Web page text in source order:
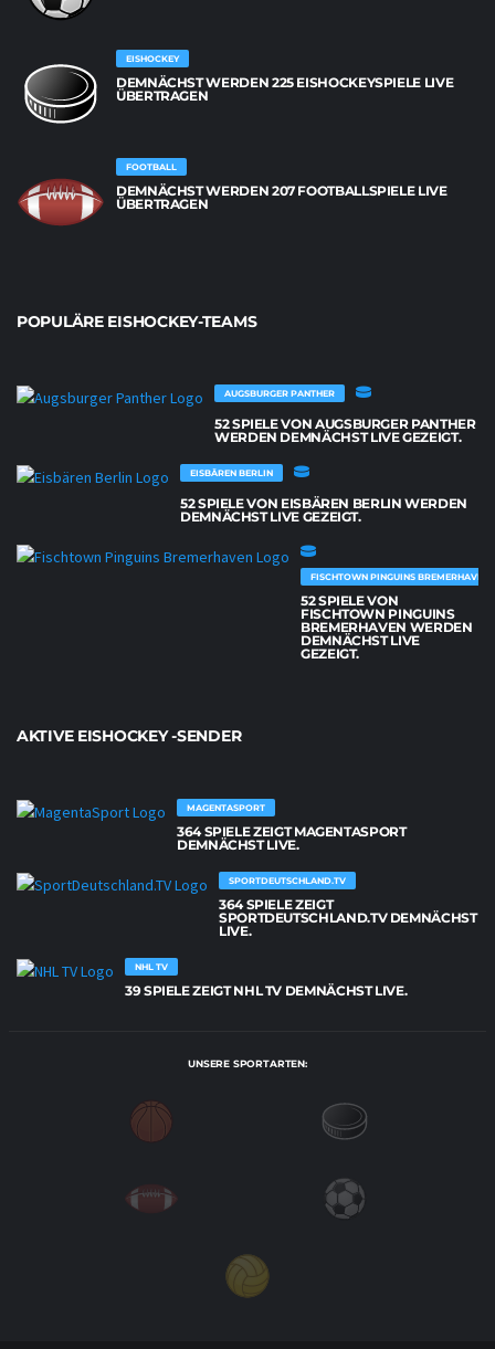
EISHOCKEY
DEMNÄCHST WERDEN 225 EISHOCKEYSPIELE LIVE
ÜBERTRAGEN
FOOTBALL
DEMNÄCHST WERDEN 207 FOOTBALLSPIELE LIVE
ÜBERTRAGEN
POPULÄRE EISHOCKEY-TEAMS
AUGSBURGER PANTHER
52 SPIELE VON AUGSBURGER PANTHER
WERDEN DEMNÄCHST LIVE GEZEIGT.
EISBÄREN BERLIN
52 SPIELE VON EISBÄREN BERLIN WERDEN
DEMNÄCHST LIVE GEZEIGT.
FISCHTOWN PINGUINS BREMERHAVEN
52 SPIELE VON
FISCHTOWN PINGUINS
BREMERHAVEN WERDEN
DEMNÄCHST LIVE
GEZEIGT.
AKTIVE EISHOCKEY -SENDER
MAGENTASPORT
364 SPIELE ZEIGT MAGENTASPORT
DEMNÄCHST LIVE.
SPORTDEUTSCHLAND.TV
364 SPIELE ZEIGT
SPORTDEUTSCHLAND.TV DEMNÄCHST
LIVE.
NHL TV
39 SPIELE ZEIGT NHL TV DEMNÄCHST LIVE.
UNSERE SPORTARTEN: